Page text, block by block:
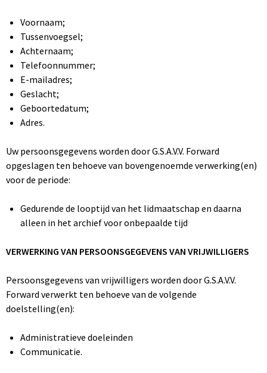
Voornaam;
Tussenvoegsel;
Achternaam;
Telefoonnummer;
E-mailadres;
Geslacht;
Geboortedatum;
Adres.
Uw persoonsgegevens worden door G.S.A.V.V. Forward
opgeslagen ten behoeve van bovengenoemde verwerking(en)
voor de periode:
Gedurende de looptijd van het lidmaatschap en daarna
alleen in het archief voor onbepaalde tijd
VERWERKING VAN PERSOONSGEGEVENS VAN VRIJWILLIGERS
Persoonsgegevens van vrijwilligers worden door G.S.A.V.V.
Forward verwerkt ten behoeve van de volgende
doelstelling(en):
Administratieve doeleinden
Communicatie.